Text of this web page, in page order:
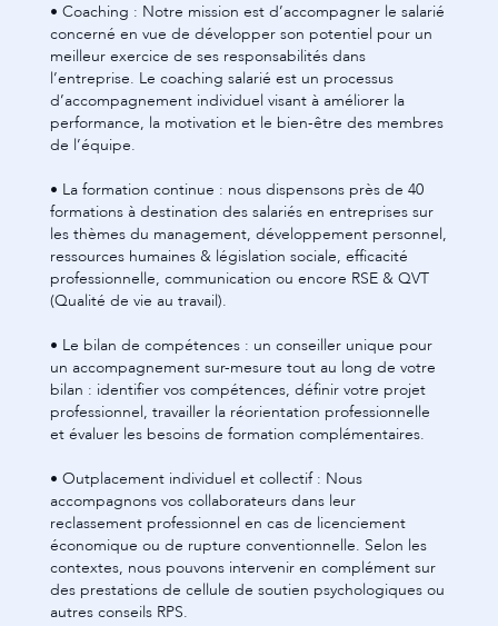
• Coaching : Notre mission est d’accompagner le salarié
concerné en vue de développer son potentiel pour un
meilleur exercice de ses responsabilités dans
l’entreprise. Le coaching salarié est un processus
d’accompagnement individuel visant à améliorer la
performance, la motivation et le bien-être des membres
de l’équipe.
• La formation continue : nous dispensons près de 40
formations à destination des salariés en entreprises sur
les thèmes du management, développement personnel,
ressources humaines & législation sociale, efficacité
professionnelle, communication ou encore RSE & QVT
(Qualité de vie au travail).
• Le bilan de compétences : un conseiller unique pour
un accompagnement sur-mesure tout au long de votre
bilan : identifier vos compétences, définir votre projet
professionnel, travailler la réorientation professionnelle
et évaluer les besoins de formation complémentaires.
• Outplacement individuel et collectif : Nous
accompagnons vos collaborateurs dans leur
reclassement professionnel en cas de licenciement
économique ou de rupture conventionnelle. Selon les
contextes, nous pouvons intervenir en complément sur
des prestations de cellule de soutien psychologiques ou
autres conseils RPS.